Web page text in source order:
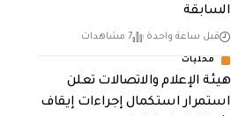
السابقة
قبل ساعة واحدة 7 مشاهدات
محليات
هيئة الإعلام والاتصالات تعلن
استمرار استكمال إجراءات إيقاف